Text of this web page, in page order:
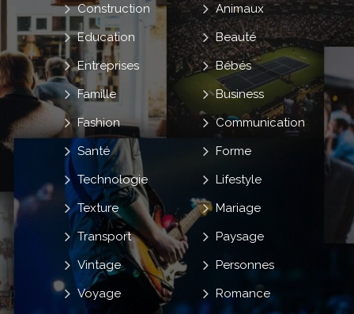
Animaux
Beauté
Bébés
Business
Communication
Construction
Education
Entreprises
Famille
Fashion
Forme
Lifestyle
Mariage
Paysage
Personnes
Romance
Santé
Technologie
Texture
Transport
Vintage
Voyage